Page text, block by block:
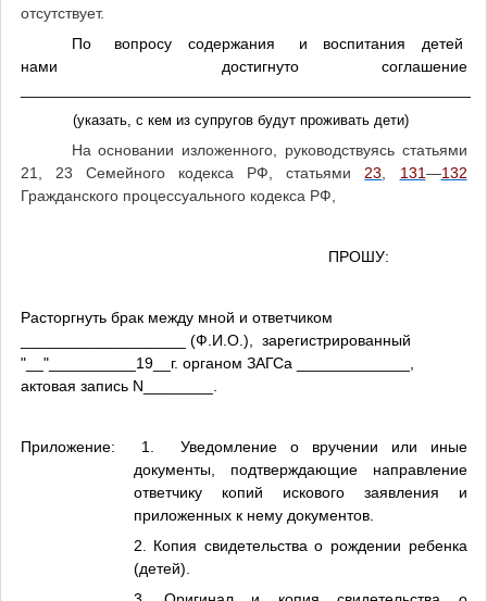
отсутствует.
По вопросу содержания и воспитания детей
нами достигнуто соглашение
(указать, с кем из супругов будут проживать дети)
На основании изложенного, руководствуясь статьями
21, 23 Семейного кодекса РФ, статьями 23 131—132
Гражданского процессуального кодекса РФ,
ПРОШУ:
Расторгнуть брак между мной и ответчиком
___________________ (Ф.И.О.), зарегистрированный
"__"__________19__г. органом ЗАГСа _____________,
актовая запись N________.
Приложение: 1. Уведомление о вручении или иные
документы, подтверждающие направление
ответчику копий искового заявления и
приложенных к нему документов.
2. Копия свидетельства о рождении ребенка
(детей).